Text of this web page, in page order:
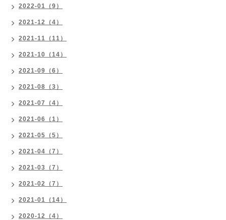
2022-01（9）
2021-12（4）
2021-11（11）
2021-10（14）
2021-09（6）
2021-08（3）
2021-07（4）
2021-06（1）
2021-05（5）
2021-04（7）
2021-03（7）
2021-02（7）
2021-01（14）
2020-12（4）